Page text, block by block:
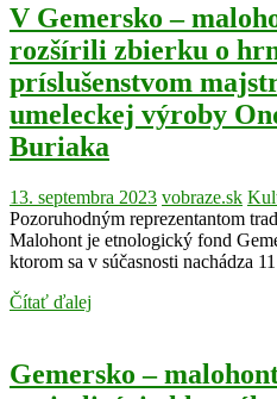
V Gemersko –
rozšírili zbierku o
príslušenstvom
umeleckej výroby
Buriaka
13. septembra 2023 vobraze.sk
Pozoruhodným reprezentantom
Malohont je etnologický fond
ktorom sa v súčasnosti nachádza
Čítať ďalej
Gemersko –